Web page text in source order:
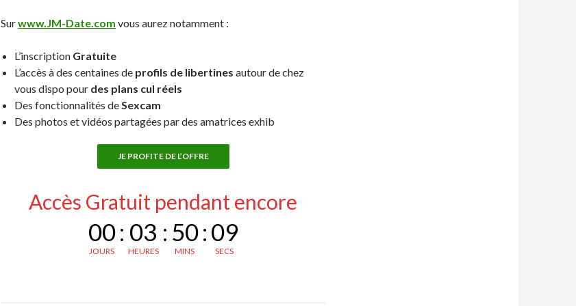
Surwww.JM-Date.com vous aurez notamment :
L’inscription Gratuite
L’accès à des centaines de profils de libertines autour de chez
vous dispo pour des plans cul réels
Des fonctionnalités deSexcam
Des photos et vidéos partagées par des amatrices exhib
JE PROFITE DE L’OFFRE
Accès Gratuit pendant encore
00
JOURS
: 03
HEURES
: 50
MINS
:08
SECS